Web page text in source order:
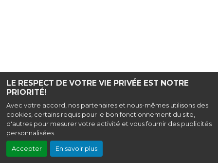
LE RESPECT DE VOTRE VIE PRIVÉE EST NOTRE
PRIORITÉ!
Avec votre accord, nos partenaires et nous-mêmes utilisons des
cookies, certains requis pour le bon fonctionnement du site,
d'autres pour mesurer votre activité et vous fournir des publicités
personnalisées.
Accepter En savoir plus